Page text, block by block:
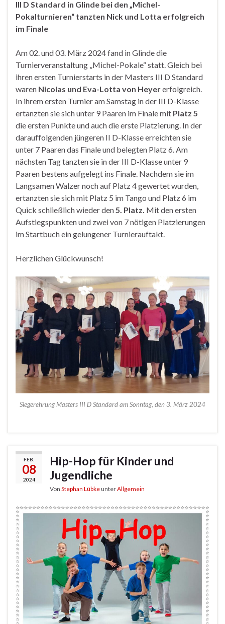
III D Standard in Glinde bei den „Michel-
Pokalturnieren“ tanzten Nick und Lotta erfolgreich
im Finale
Am 02. und 03. März 2024 fand in Glinde die
Turnierveranstaltung „Michel-Pokale“ statt. Gleich bei
ihren ersten Turnierstarts in der Masters III D Standard
waren Nicolas und Eva-Lotta von Heyererfolgreich.
In ihrem ersten Turnier am Samstag in der III D-Klasse
ertanzten sie sich unter 9 Paaren im Finale mit Platz 5
die ersten Punkte und auch die erste Platzierung. In der
darauffolgenden jüngeren II D-Klasse erreichten sie
unter 7 Paaren das Finale und belegten Platz 6. Am
nächsten Tag tanzten sie in der III D-Klasse unter 9
Paaren bestens aufgelegt ins Finale. Nachdem sie im
Langsamen Walzer noch auf Platz 4 gewertet wurden,
ertanzten sie sich mit Platz 5 im Tango und Platz 6 im
Quick schließlich wieder den5. Platz. Mit den ersten
Aufstiegspunkten und zwei von 7 nötigen Platzierungen
im Startbuch ein gelungener Turnierauftakt.
Herzlichen Glückwunsch!
Siegerehrung Masters III D Standard am Sonntag, den 3. März 2024
FEB.
08
2024
Hip-Hop für Kinder und
Jugendliche
Von Stephan LübkeunterAllgemein